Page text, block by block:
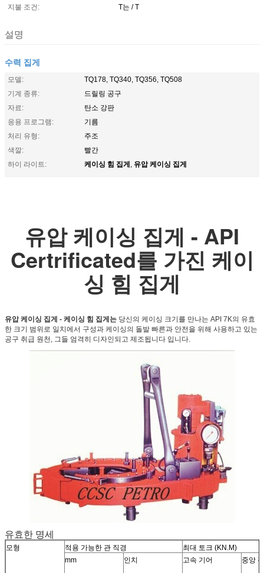
지불 조건:
T는 / T
설명
수력 집게
모델:
TQ178, TQ340, TQ356, TQ508
기계 종류:
드릴링 공구
자료:
탄소 강판
응용 프로그램:
기름
처리 유형:
주조
색깔:
빨간
하이 라이트:
케이싱 힘 집게, 유압 케이싱 집게
유압 케이싱 집게 - API
Certrificated를 가진 케이
싱 힘 집게
유압 케이싱 집게 - 케이싱 힘 집게는 당신의 케이싱 크기를 만나는 API 7K의 유효
한 크기 범위로 일치에서 구성과 케이싱의 돌발 빠른과 안전을 위해 사용하고 있는
공구 취급 원천, 그들 엄격히 디자인되고 제조됩니다 입니다.
유효한 명세
모형 적용 가능한 관 직경
최대 토크 (KN.M)
mm
인치 고속 기어 중앙